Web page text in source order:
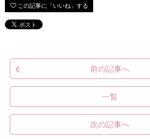
前の記事へ
一覧
次の記事へ